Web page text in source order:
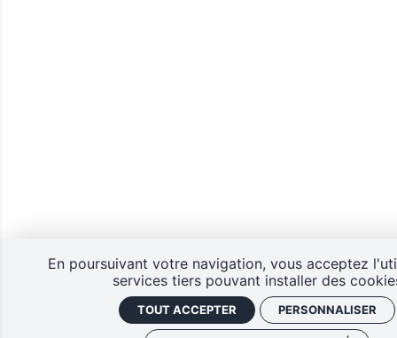
En poursuivant votre navigation, vous acceptez
services tiers pouvant installer des
TOUT ACCEPTER PERSONNALISER